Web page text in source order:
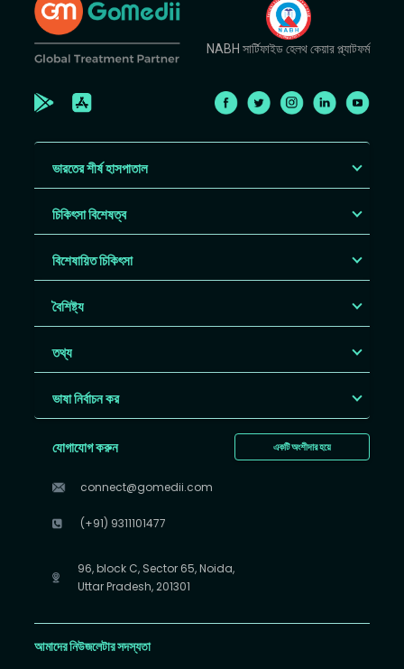
NABH সার্টিফাইড হেলথ কেয়ার প্ল্যাটফর্ম
ভারতের শীর্ষ হাসপাতাল
চিকিৎসা বিশেষত্ব
বিশেষায়িত চিকিৎসা
বৈশিষ্ট্য
তথ্য
ভাষা নির্বাচন কর
একটি অংশীদার হয়ে
যোগাযোগ করুন
connect@gomedii.com
(+91) 9311101477
96, block C, Sector 65, Noida,
Uttar Pradesh, 201301
আমাদের নিউজলেটার সদস্যতা